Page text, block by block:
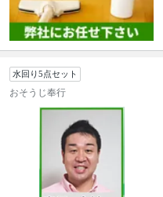
水回り5点セット
おそうじ奉行